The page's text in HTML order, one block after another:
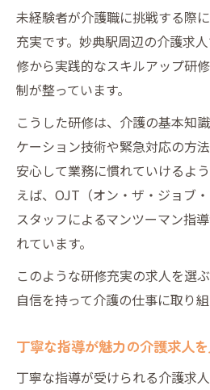
い
将来性がある介護求人
安定して働ける介護求
妙典駅エリアで見つか
人
未経験でも定着しやす
ワークライフバランス
介
職場環境が良い介護
未経験者が介護職に挑戦する際
充実です。妙典駅周辺の介護求
修から実践的なスキルアップ研
制が整っています。
こうした研修は、介護の基本知
ケーション技術や緊急対応の方
安心して業務に慣れていけるよ
えば、OJT（オン・ザ・ジョブ
スタッフによるマンツーマン指
れています。
このような研修充実の求人を選
自信を持って介護の仕事に取り組
丁寧な指導が魅力の介護求人
丁寧な指導が受けられる介護求